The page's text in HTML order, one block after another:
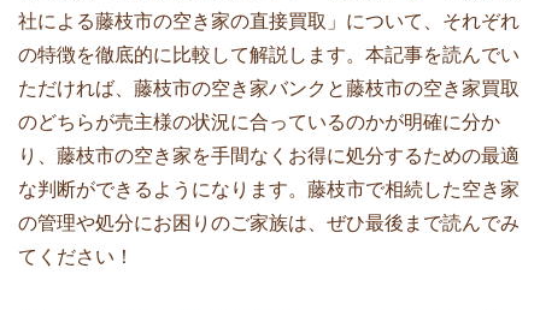
社による藤枝市の空き家の直接買取」について、それぞれ
の特徴を徹底的に比較して解説します。本記事を読んでい
ただければ、藤枝市の空き家バンクと藤枝市の空き家買取
のどちらが売主様の状況に合っているのかが明確に分か
り、藤枝市の空き家を手間なくお得に処分するための最適
な判断ができるようになります。藤枝市で相続した空き家
の管理や処分にお困りのご家族は、ぜひ最後まで読んでみ
てください！